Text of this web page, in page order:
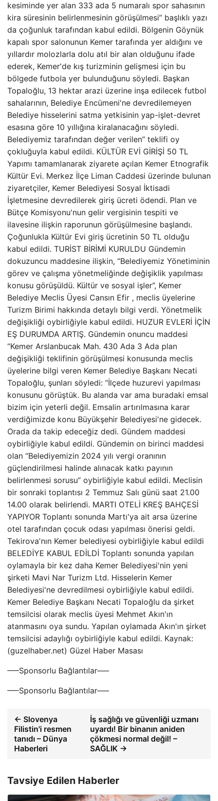
kesiminde yer alan 333 ada 5 numaralı spor sahasının
kira süresinin belirlenmesinin görüşülmesi” başlıklı yazı
da çoğunluk tarafından kabul edildi. Bölgenin Göynük
kapalı spor salonunun Kemer tarafında yer aldığını ve
yıllardır molozlarla dolu atıl bir alan olduğunu ifade
ederek, Kemer'de kış turizminin gelişmesi için bu
bölgede futbola yer bulunduğunu söyledi. Başkan
Topaloğlu, 13 hektar arazi üzerine inşa edilecek futbol
sahalarının, Belediye Encümeni'ne devredilemeyen
Belediye hisselerini satma yetkisinin yap-işlet-devret
esasına göre 10 yıllığına kiralanacağını söyledi.
Belediyemiz tarafından değer verilen” teklifi oy
çokluğuyla kabul edildi. KÜLTÜR EVİ GİRİŞİ 50 TL
Yapımı tamamlanarak ziyarete açılan Kemer Etnografik
Kültür Evi. Merkez İlçe Liman Caddesi üzerinde bulunan
ziyaretçiler, Kemer Belediyesi Sosyal İktisadi
İşletmesine devredilerek giriş ücreti ödendi. Plan ve
Bütçe Komisyonu'nun gelir vergisinin tespiti ve
ilavesine ilişkin raporunun görüşülmesine başlandı.
Çoğunlukla Kültür Evi giriş ücretinin 50 TL olduğu
kabul edildi. TURİST BİRİMİ KURULDU Gündemin
dokuzuncu maddesine ilişkin, “Belediyemiz Yönetiminin
görev ve çalışma yönetmeliğinde değişiklik yapılması
konusu görüşüldü. Kültür ve sosyal işler”, Kemer
Belediye Meclis Üyesi Cansın Efir , meclis üyelerine
Turizm Birimi hakkında detaylı bilgi verdi. Yönetmelik
değişikliği oybirliğiyle kabul edildi. HUZUR EVLERİ İÇİN
EŞ DURUMDA ARTIŞ. Gündemin onuncu maddesi
“Kemer Arslanbucak Mah. 430 Ada 3 Ada plan
değişikliği teklifinin görüşülmesi konusunda meclis
üyelerine bilgi veren Kemer Belediye Başkanı Necati
Topaloğlu, şunları söyledi: “İlçede huzurevi yapılması
konusunu görüştük. Bu alanda var ama buradaki emsal
bizim için yeterli değil. Emsalin artırılmasına karar
verdiğimizde konu Büyükşehir Belediyesi'ne gidecek.
Orada da takip edeceğiz dedi. Gündem maddesi
oybirliğiyle kabul edildi. Gündemin on birinci maddesi
olan “Belediyemizin 2024 yılı vergi oranının
güçlendirilmesi halinde alınacak katkı payının
belirlenmesi sorusu” oybirliğiyle kabul edildi. Meclisin
bir sonraki toplantısı 2 Temmuz Salı günü saat 21.00
14.00 olarak belirlendi. MARTI OTELİ KREŞ BAHÇESİ
YAPIYOR Toplantı sonunda Martı'ya ait arsa üzerine
otel tarafından çocuk odası yapılması önerisi geldi.
Tekirova'nın Kemer belediyesi oybirliğiyle kabul edildi
BELEDİYE KABUL EDİLDİ Toplantı sonunda yapılan
oylamayla bir kez daha Kemer Belediyesi'nin yeni
şirketi Mavi Nar Turizm Ltd. Hisselerin Kemer
Belediyesi'ne devredilmesi oybirliğiyle kabul edildi.
Kemer Belediye Başkanı Necati Topaloğlu da şirket
temsilcisi olarak meclis üyesi Mehmet Akın'ın
atanmasını oya sundu. Yapılan oylamada Akın'ın şirket
temsilcisi adaylığı oybirliğiyle kabul edildi. Kaynak:
(guzelhaber.net) Güzel Haber Masası
—–Sponsorlu Bağlantılar—–
—–Sponsorlu Bağlantılar—–
← Slovenya
Filistin'i resmen
tanıdı – Dünya
Haberleri
İş sağlığı ve güvenliği uzmanı
uyardı! Bir binanın aniden
çökmesi normal değil! –
SAĞLIK →
Tavsiye Edilen Haberler